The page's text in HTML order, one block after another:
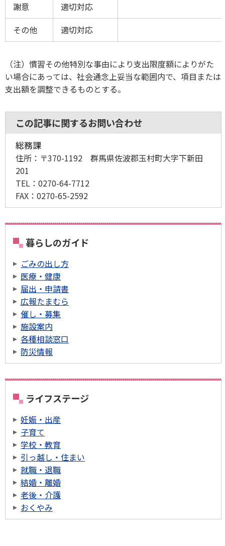
謝意
適切対応
その他
適切対応
（注）慣習その他特別な事由により支出限度額によりがた
い場合にあっては、社会通念上妥当な範囲内で、項目または
支出額を調整できるものとする。
この記事に関するお問い合わせ
総務課
住所： 〒370-1192 群馬県佐波郡玉村町大字下新田
201
TEL： 0270-64-7712
FAX： 0270-65-2592
暮らしのガイド
ごみの出し方
医療・健康
届出・申請書
広報たまむら
催し・募集
施設案内
各種相談窓口
防災情報
ライフステージ
妊娠・出産
子育て
学校・教育
引っ越し・住まい
就職・退職
結婚・離婚
老後・介護
おくやみ